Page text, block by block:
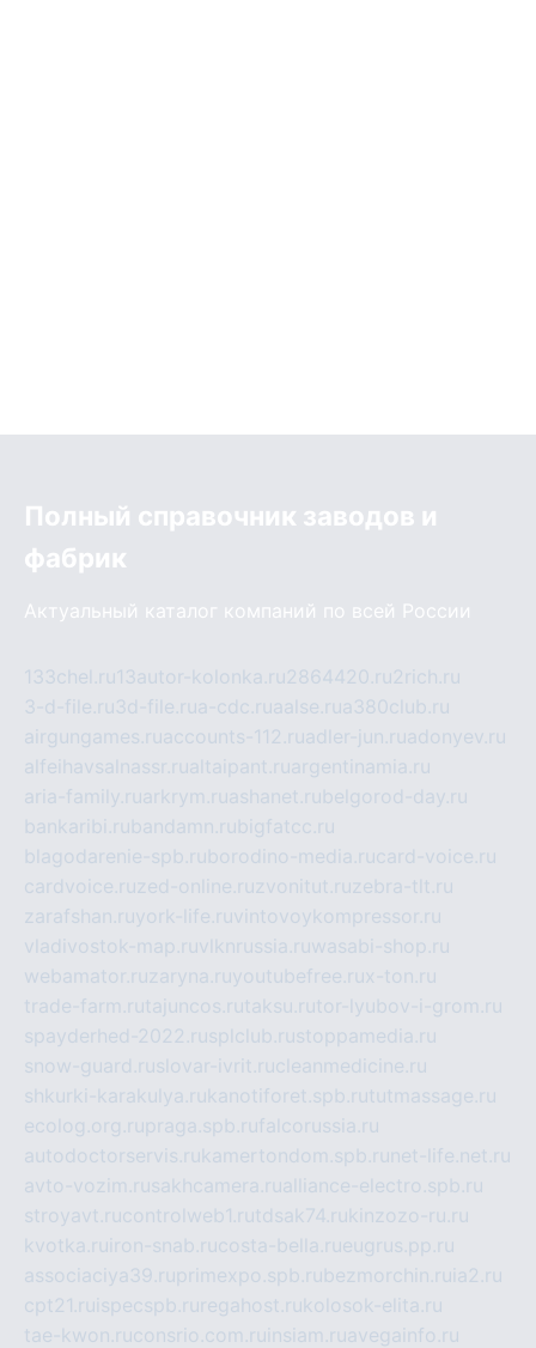
Полный справочник заводов и
фабрик
Актуальный каталог компаний по всей России
133chel.ru13autor-kolonka.ru2864420.ru2rich.ru
3-d-file.ru3d-file.rua-cdc.ruaalse.rua380club.ru
airgungames.ruaccounts-112.ruadler-jun.ruadonyev.ru
alfeihavsalnassr.rualtaipant.ruargentinamia.ru
aria-family.ruarkrym.ruashanet.rubelgorod-day.ru
bankaribi.rubandamn.rubigfatcc.ru
blagodarenie-spb.ruborodino-media.rucard-voice.ru
cardvoice.ruzed-online.ruzvonitut.ruzebra-tlt.ru
zarafshan.ruyork-life.ruvintovoykompressor.ru
vladivostok-map.ruvlknrussia.ruwasabi-shop.ru
webamator.ruzaryna.ruyoutubefree.rux-ton.ru
trade-farm.rutajuncos.rutaksu.rutor-lyubov-i-grom.ru
spayderhed-2022.rusplclub.rustoppamedia.ru
snow-guard.ruslovar-ivrit.rucleanmedicine.ru
shkurki-karakulya.rukanotiforet.spb.rututmassage.ru
ecolog.org.rupraga.spb.rufalcorussia.ru
autodoctorservis.rukamertondom.spb.ru net-life.net.ru
avto-vozim.rusakhcamera.rualliance-electro.spb.ru
stroyavt.rucontrolweb1.rutdsak74.rukinzozo-ru.ru
kvotka.ru iron-snab.rucosta-bella.rueugrus.pp.ru
associaciya39.ruprimexpo.spb.rubezmorchin.ru ia2.ru
cpt21.ru ispecspb.ru regahost.rukolosok-elita.ru
tae-kwon.ruconsrio.com.ru insiam.ruavegainfo.ru